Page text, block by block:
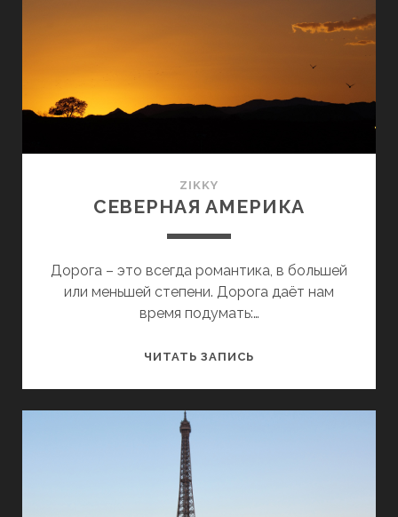
ZIKKY
СЕВЕРНАЯ АМЕРИКА
Дорога – это всегда романтика, в большей
или меньшей степени. Дорога даёт нам
время подумать:…
ЧИТАТЬ ЗАПИСЬ